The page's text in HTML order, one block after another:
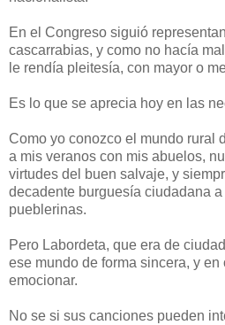
En el Congreso siguió
cascarrabias, y como no hacía
le rendía pleitesía, con mayor o
Es lo que se aprecia hoy en las
Como yo conozco el mundo rural
a mis veranos con mis abuelos,
virtudes del buen salvaje, y
decadente burguesía ciudadana
pueblerinas.
Pero Labordeta, que era de
ese mundo de forma sincera, y en
emocionar.
No se si sus canciones pueden